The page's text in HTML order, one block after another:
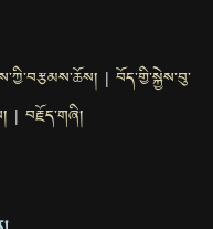
| བོད་གྱི་སྐྱེས་བུ་
| བརྗོད་གཞི།